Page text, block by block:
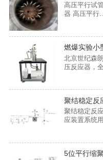
高压平行试
器 高压平行
燃爆实验小
北京世纪森
压反应器，
聚结稳定反
聚结稳定反
应装置系统
5位平行缩